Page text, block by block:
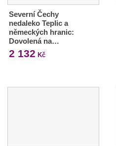
Severní Čechy
nedaleko Teplic a
německých hranic:
Dovolená na…
2 132 Kč